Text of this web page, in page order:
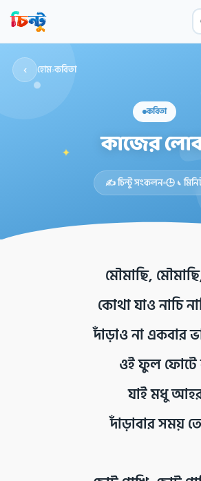
✦
‹ হোম›কবিতা
কবিতা
কাজের
✍️ চিন্টু সংকলন 🕒 ১
মৌমাছি,
কোথা যাও নাচি
দাঁড়াও না একবার
ওই ফুল ফোটে
যাই মধু
দাঁড়াবার সময় তো